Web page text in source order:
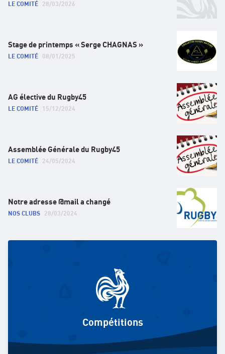
LE COMITÉ 28/03/2026
Stage de printemps « Serge CHAGNAS »
LE COMITÉ 08/01/2025
AG élective du Rugby45
LE COMITÉ 15/12/2024
Assemblée Générale du Rugby45
LE COMITÉ 24/05/2024
Notre adresse @mail a changé
NOS CLUBS 28/03/2024
Compétitions